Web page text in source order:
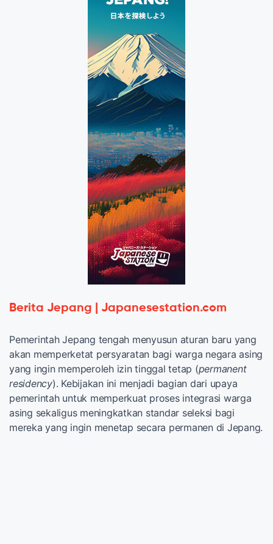
Berita Jepang | Japanesestation.com
Pemerintah Jepang tengah menyusun aturan baru yang
akan memperketat persyaratan bagi warga negara asing
yang ingin memperoleh izin tinggal tetap (permanent
residency). Kebijakan ini menjadi bagian dari upaya
pemerintah untuk memperkuat proses integrasi warga
asing sekaligus meningkatkan standar seleksi bagi
mereka yang ingin menetap secara permanen di Jepang.